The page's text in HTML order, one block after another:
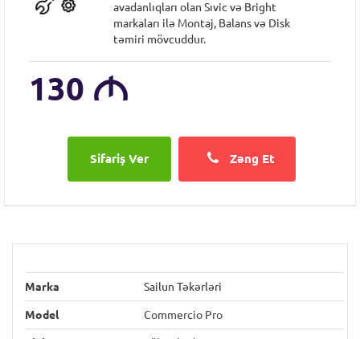
avadanlıqları olan Sıvic və Bright
markaları ilə Montaj, Balans və Disk
təmiri mövcuddur.
130 M
Zəng Et
Marka Sailun Təkərləri
Model Commercio Pro